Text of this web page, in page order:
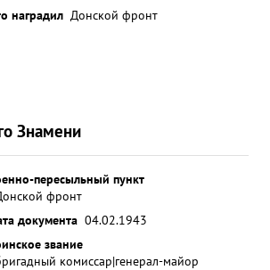
наградил Донской фронт
Знамени
пересыльный пункт
фронт
документа 04.02.1943
звание
комиссар|генерал-майор